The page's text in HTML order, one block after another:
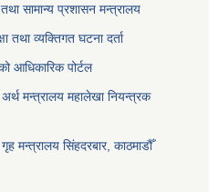
सामान्य प्रशासन मन्त्रालय
तथा व्यक्तिगत घटना दर्ता
आधिकारिक पोर्टल
मन्त्रालय महालेखा नियन्त्रक
मन्त्रालय सिंहदरबार, काठमाडौँ